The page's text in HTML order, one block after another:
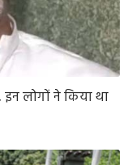
लोगों ने किया था